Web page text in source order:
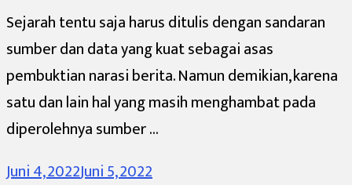
Sejarah tentu saja harus ditulis dengan sandaran
sumber dan data yang kuat sebagai asas
pembuktian narasi berita. Namun demikian, karena
satu dan lain hal yang masih menghambat pada
diperolehnya sumber …
Juni 4, 2022Juni 5, 2022